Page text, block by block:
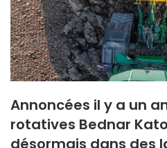
Annoncées il y a un
rotatives Bednar
désormais dans des